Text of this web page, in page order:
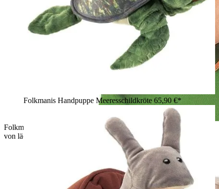
Folkmanis Handpuppe Entchen in Gelb mit orangem Schnabel,
von lächelndem Mädchen gehalten, Schnabel beweglich
Folkmanis Handpuppe Meeresschildkröte 65,90 €*